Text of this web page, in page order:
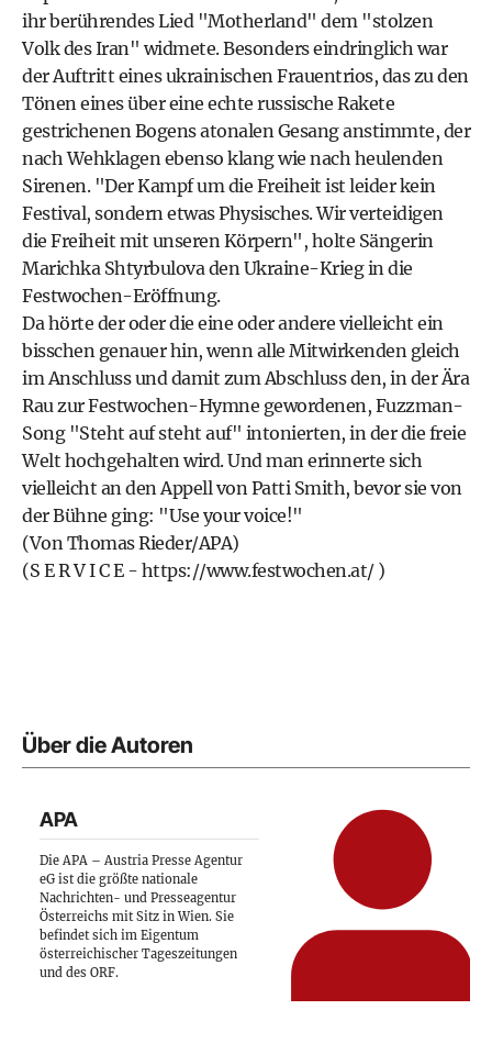
ihr berührendes Lied "Motherland" dem "stolzen
Volk des Iran" widmete. Besonders eindringlich war
der Auftritt eines ukrainischen Frauentrios, das zu den
Tönen eines über eine echte russische Rakete
gestrichenen Bogens atonalen Gesang anstimmte, der
nach Wehklagen ebenso klang wie nach heulenden
Sirenen. "Der Kampf um die Freiheit ist leider kein
Festival, sondern etwas Physisches. Wir verteidigen
die Freiheit mit unseren Körpern", holte Sängerin
Marichka Shtyrbulova den Ukraine-Krieg in die
Festwochen-Eröffnung.
Da hörte der oder die eine oder andere vielleicht ein
bisschen genauer hin, wenn alle Mitwirkenden gleich
im Anschluss und damit zum Abschluss den, in der Ära
Rau zur Festwochen-Hymne gewordenen, Fuzzman-
Song "Steht auf steht auf" intonierten, in der die freie
Welt hochgehalten wird. Und man erinnerte sich
vielleicht an den Appell von Patti Smith, bevor sie von
der Bühne ging: "Use your voice!"
(Von Thomas Rieder/APA)
(S E R V I C E - https://www.festwochen.at/)
Über die Autoren
APA
Die APA – Austria Presse Agentur
eG ist die größte nationale
Nachrichten- und Presseagentur
Österreichs mit Sitz in Wien. Sie
befindet sich im Eigentum
österreichischer Tageszeitungen
und des ORF.